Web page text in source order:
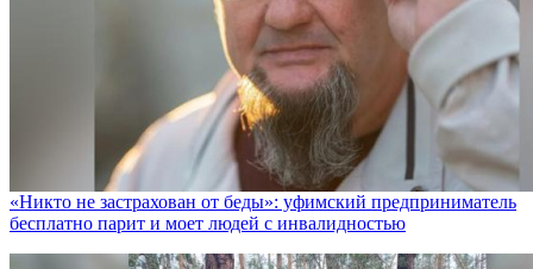
«Никто не заcтрахован от беды»: уфимский предприниматель
бесплатно парит и моет людей с инвалидностью